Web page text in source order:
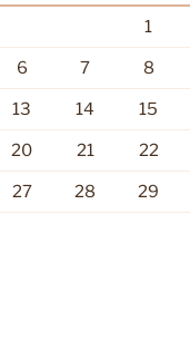
1
6 7 8
13 14 15
20 21 22
27 28 29